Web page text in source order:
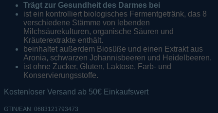
Trägt zur Gesundheit des Darmes bei
ist ein kontrolliert biologisches Fermentgetränk, das 8
verschiedene Stämme von lebenden
Milchsäurekulturen, organische Säuren und
Kräuterextrakte enthält.
beinhaltet außerdem Biosüße und einen Extrakt aus
Aronia, schwarzen Johannisbeeren und Heidelbeeren.
ist ohne Zucker, Gluten, Laktose, Farb- und
Konservierungsstoffe.
Kostenloser Versand ab 50€ Einkaufswert
GTIN/EAN: 0683121793473